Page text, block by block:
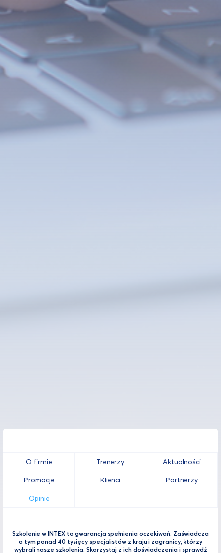
O firmie Trenerzy Aktualności
Promocje Klienci Partnerzy
Opinie
Szkolenie w INTEX to gwarancja spełnienia oczekiwań. Zaświadcza
o tym ponad 40 tysięcy specjalistów z kraju i zagranicy, którzy
wybrali nasze szkolenia. Skorzystaj z ich doświadczenia i sprawdź